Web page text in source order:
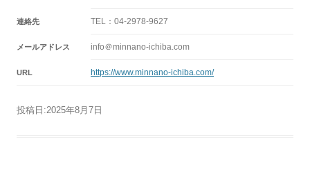
連絡先 TEL：04-2978-9627
メールアドレス info＠minnano-ichiba.com
URL https://www.minnano-ichiba.com/
投稿日:2025年8月7日